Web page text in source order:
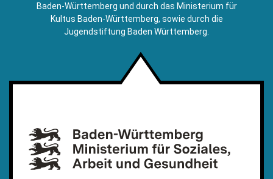
Baden-Württemberg und durch das Ministerium für
Kultus Baden-Württemberg, sowie durch die
Jugendstiftung Baden Württemberg.